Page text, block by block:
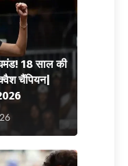
18 साल की
चैंपियन|